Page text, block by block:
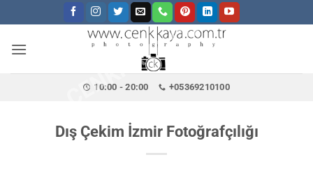
atla
CENKKAYA.COM.TR
10:00 - 20:00 +05369210100
Dış Çekim İzmir Fotoğrafçılığı